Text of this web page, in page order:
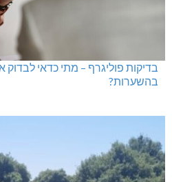
בדיקות פוליגרף – מתי כדאי
בהשערות?